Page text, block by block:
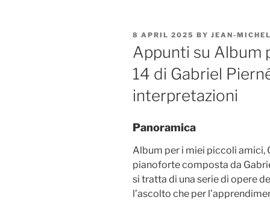
POSTED
ON
8 APRIL 2025 BY JEAN-
Appunti su Album
14 di Gabriel
interpretazioni
Panoramica
Album per i miei piccoli amici,
pianoforte composta da
si tratta di una serie di opere
l’ascolto che per